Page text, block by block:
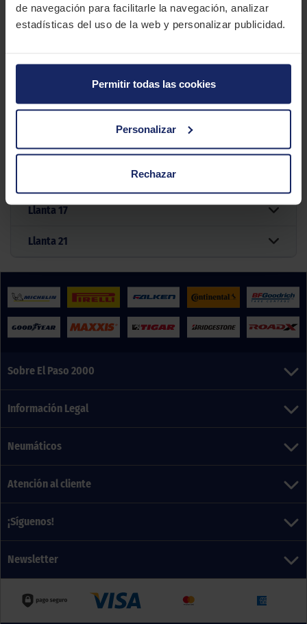
de navegación para facilitarle la navegación, analizar
estadísticas del uso de la web y personalizar publicidad.
Permitir todas las cookies
Personalizar
Rechazar
Tipo
50 Off Road
MITAS E-07+
Llanta 17
Llanta 21
Sobre El Paso 2000
Información Legal
Neumáticos
Atención al cliente
¡Síguenos!
Newsletter